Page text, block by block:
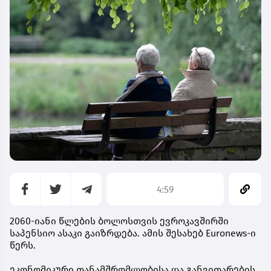
4:59
2060-იანი წლების ბოლოსთვის ევროკავშირში
საპენსიო ასაკი გაიზრდება. ამის შესახებ Euronews-ი
წერს.